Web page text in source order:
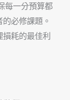
每一分預算都
必修課題。
耗的最佳利